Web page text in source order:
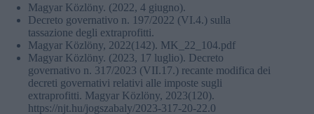
Magyar Közlöny. (2022, 4 giugno).
Decreto governativo n. 197/2022 (VI.4.) sulla
tassazione degli extraprofitti.
Magyar Közlöny, 2022(142). MK_22_104.pdf
Magyar Közlöny. (2023, 17 luglio). Decreto
governativo n. 317/2023 (VII.17.) recante modifica dei
decreti governativi relativi alle imposte sugli
extraprofitti. Magyar Közlöny, 2023(120).
https://njt.hu/jogszabaly/2023-317-20-22.0